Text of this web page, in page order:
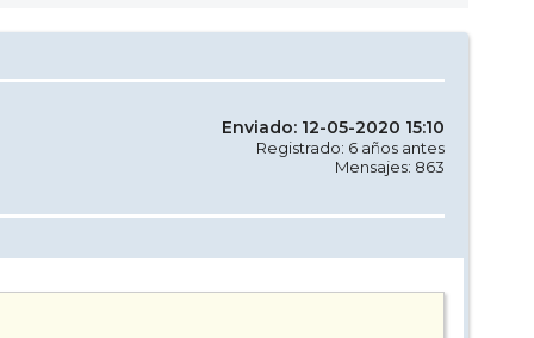
Enviado: 12-05-2020 15:10
Registrado: 6 años antes
Mensajes: 863